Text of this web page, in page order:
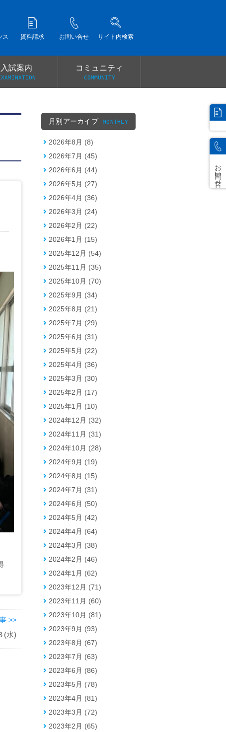
お問い合せ
ス 資料請求 お問い合せ サイト内検索
入試案内 コミュニティ
COMMUNITY
>>
(水)
月別アーカイブ MONTHLY
2026年8月 (8)
2026年7月 (45)
2026年6月 (44)
2026年5月 (27)
2026年4月 (36)
2026年3月 (24)
2026年2月 (22)
2026年1月 (15)
2025年12月 (54)
2025年11月 (35)
2025年10月 (70)
2025年9月 (34)
2025年8月 (21)
2025年7月 (29)
2025年6月 (31)
2025年5月 (22)
2025年4月 (36)
2025年3月 (30)
2025年2月 (17)
2025年1月 (10)
2024年12月 (32)
2024年11月 (31)
2024年10月 (28)
2024年9月 (19)
2024年8月 (15)
2024年7月 (31)
2024年6月 (50)
2024年5月 (42)
2024年4月 (64)
2024年3月 (38)
2024年2月 (46)
2024年1月 (62)
2023年12月 (71)
2023年11月 (60)
2023年10月 (81)
2023年9月 (93)
2023年8月 (67)
2023年7月 (63)
2023年6月 (86)
2023年5月 (78)
2023年4月 (81)
2023年3月 (72)
2023年2月 (65)